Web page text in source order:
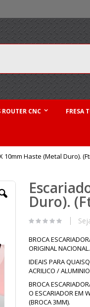
ROUTER CNC FRESA
10mm Haste (Metal Duro).
Duro).
BROCA
ORIGINAL NACIONAL.
IDEAIS PARA
ACRILICO /
BROCA
O ESCARIADOR EM
(BROCA 3MM).